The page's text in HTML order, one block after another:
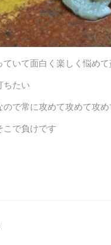
いて面白く楽しく悩め
ちたい
ので常に攻めて攻めて攻め
こで負けです